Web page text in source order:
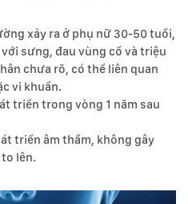
xảy ra ở phụ nữ 30-50 tuổi,
sưng, đau vùng cổ và triệu
chưa rõ, có thể liên quan
vi khuẩn.
triển trong vòng 1 năm sau
triển âm thầm, không gây
lên.